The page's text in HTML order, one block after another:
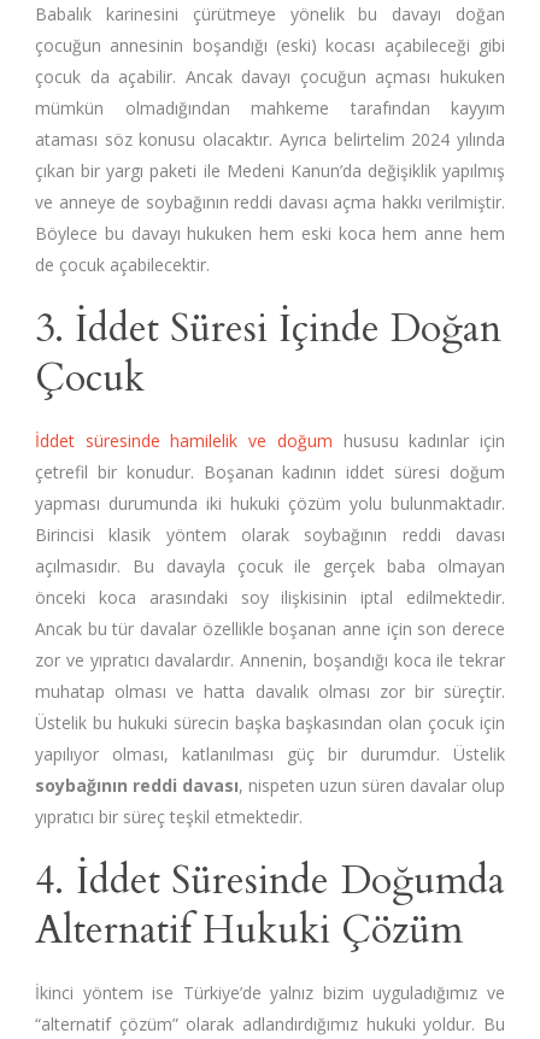
Babalık karinesini çürütmeye yönelik bu davayı doğan
çocuğun annesinin boşandığı (eski) kocası açabileceği gibi
çocuk da açabilir. Ancak davayı çocuğun açması hukuken
mümkün olmadığından mahkeme tarafından kayyım
ataması söz konusu olacaktır. Ayrıca belirtelim 2024 yılında
çıkan bir yargı paketi ile Medeni Kanun’da değişiklik yapılmış
ve anneye de soybağının reddi davası açma hakkı verilmiştir.
Böylece bu davayı hukuken hem eski koca hem anne hem
de çocuk açabilecektir.
3. İddet Süresi İçinde Doğan
Çocuk
İddet süresinde hamilelik ve doğum hususu kadınlar için
çetrefil bir konudur. Boşanan kadının iddet süresi doğum
yapması durumunda iki hukuki çözüm yolu bulunmaktadır.
Birincisi klasik yöntem olarak soybağının reddi davası
açılmasıdır. Bu davayla çocuk ile gerçek baba olmayan
önceki koca arasındaki soy ilişkisinin iptal edilmektedir.
Ancak bu tür davalar özellikle boşanan anne için son derece
zor ve yıpratıcı davalardır. Annenin, boşandığı koca ile tekrar
muhatap olması ve hatta davalık olması zor bir süreçtir.
Üstelik bu hukuki sürecin başka başkasından olan çocuk için
yapılıyor olması, katlanılması güç bir durumdur. Üstelik
soybağının reddi davası, nispeten uzun süren davalar olup
yıpratıcı bir süreç teşkil etmektedir.
4. İddet Süresinde Doğumda
Alternatif Hukuki Çözüm
İkinci yöntem ise Türkiye’de yalnız bizim uyguladığımız ve
“alternatif çözüm” olarak adlandırdığımız hukuki yoldur. Bu